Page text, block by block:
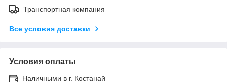
Транспортная компания
Все условия доставки
Условия оплаты
Наличными в г. Костанай